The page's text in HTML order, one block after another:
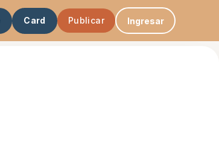
Card Publicar Ingresar